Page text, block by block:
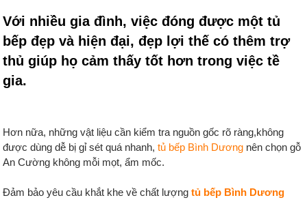
Với nhiều gia đình, việc đóng được một tủ
bếp đẹp và hiện đại, đẹp lợi thế có thêm trợ
thủ giúp họ cảm thấy tốt hơn trong việc tề
gia.
Hơn nữa, những vật liệu cần kiểm tra nguồn gốc rõ ràng,không
được dùng dễ bị gỉ sét quá nhanh,tủ bếp Bình Dương nên chọn gỗ
An Cường không mỗi mọt, ẩm mốc.
Đảm bảo yêu cầu khắt khe về chất lượngtủ bếp Bình Dương